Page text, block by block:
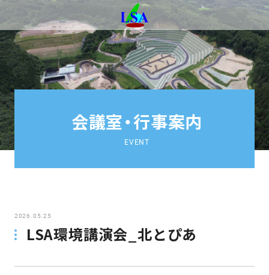
会議室・行事案内
EVENT
2026.05.25
LSA環境講演会_北とぴあ